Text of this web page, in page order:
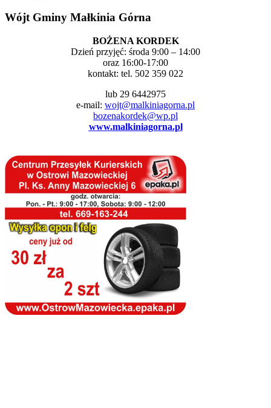
Wójt Gminy Małkinia Górna
BOŻENA KORDEK
Dzień przyjęć: środa 9:00 – 14:00
oraz 16:00-17:00
kontakt: tel. 502 359 022
lub 29 6442975
e-mail: wojt@malkiniagorna.pl
bozenakordek@wp.pl
www.malkiniagorna.pl